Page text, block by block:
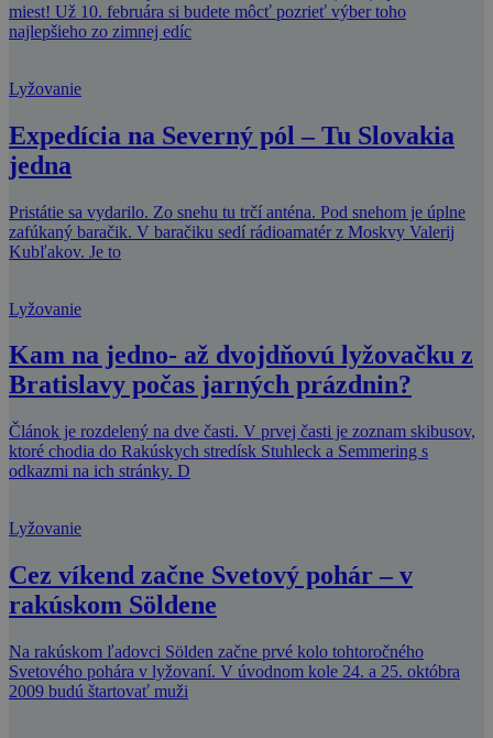
miest! Už 10. februára si budete môcť pozrieť výber toho
najlepšieho zo zimnej edíc
Lyžovanie
Expedícia na Severný pól – Tu Slovakia
jedna
Pristátie sa vydarilo. Zo snehu tu trčí anténa. Pod snehom je úplne
zafúkaný baračik. V baračiku sedí rádioamatér z Moskvy Valerij
Kubľakov. Je to
Lyžovanie
Kam na jedno- až dvojdňovú lyžovačku z
Bratislavy počas jarných prázdnin?
Článok je rozdelený na dve časti. V prvej časti je zoznam skibusov,
ktoré chodia do Rakúskych stredísk Stuhleck a Semmering s
odkazmi na ich stránky. D
Lyžovanie
Cez víkend začne Svetový pohár – v
rakúskom Söldene
Na rakúskom ľadovci Sölden začne prvé kolo tohtoročného
Svetového pohára v lyžovaní. V úvodnom kole 24. a 25. októbra
2009 budú štartovať muži